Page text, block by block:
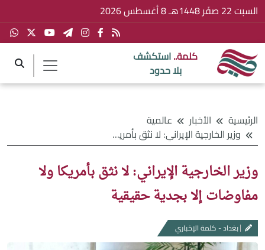
السبت 22 صفَر 1448هـ 8 أغسطس 2026
كلمة..استكشف
بلا حدود
الرئيسية الأخبار
عالمية
وزير الخارجية الإيراني: لا نثق بأمريكا ولا مفاوضات إلا بجدية حقيقية
وزير الخارجية الإيراني: لا نثق بأمريكا ولا
مفاوضات إلا بجدية حقيقية
بغداد - كلمة الإخباري